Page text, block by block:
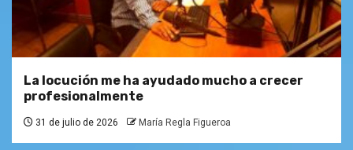
La locución me ha ayudado mucho a crecer
profesionalmente
31 de julio de 2026 María Regla Figueroa